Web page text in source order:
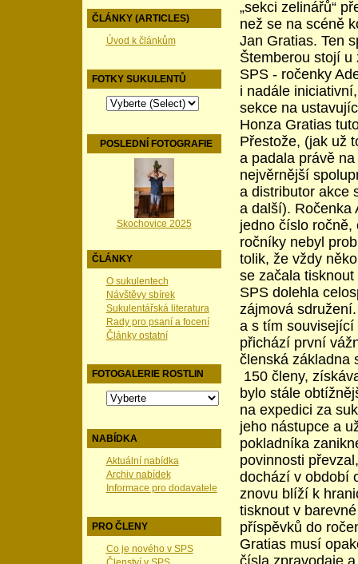
ČLÁNKY (ARTICLES)
Úvod k článkům
FOTKY SUKULENTŮ
POSLEDNÍ FOTOGRAFIE
Skochovice 2025
ČLÁNKY
O sukulentech
Návštěvy sbírek
Sukulentářská literatura
Rady pro psaní a focení
Články ostatní
FOTOGALERIE ROSTLIN
NABÍDKA
Aktuální nabídka
Archiv nabídek
Informace pro dodavatele
PRO ČLENY
Co je nového v SPS
„sekci zelinářů“
než se na scéně
Jan Gratias. Ten
Štemberou stojí
SPS - ročenky
i nadále
sekce na
Honza Gratias
Přestože, (jak už
a padala právě
nejvěrnější
a distributor akce
a další). Ročenka
jedno číslo ročně,
ročníky nebyl
tolik, že vždy
se začala
SPS dolehla
zájmová
a s tím související
přichází první
členská základna
150 členy,
bylo stále
na expedici za
jeho nástupce a
pokladníka
povinnosti
dochází v období
znovu blíží k
tisknout v
příspěvků do
Gratias musí
čísla zpravodaje